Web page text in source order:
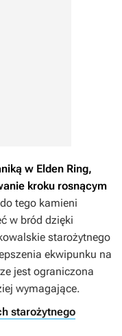
w Elden Ring,
kroku rosnącym
tego kamieni
w bród dzięki
starożytnego
ekwipunku na
jest ograniczona
wymagające.
starożytnego